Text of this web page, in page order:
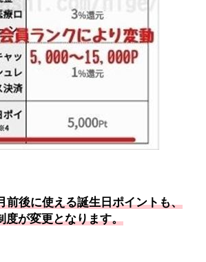
前後に使える誕生日ポイントも、
度が変更となります。